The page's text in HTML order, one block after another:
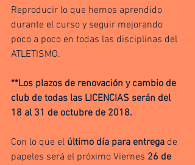
Reproducir lo que hemos aprendido
durante el curso y seguir mejorando
poco a poco en todas las disciplinas del
ATLETISMO.
**Los plazos de renovación y cambio de
club de todas las LICENCIAS serán del
18 al 31 de octubre de 2018.
Con lo que el último día para entrega de
papeles será el próximo Viernes 26 de